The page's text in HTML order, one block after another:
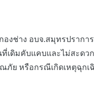
ง อบจ.สมุทรปราการ
เดิมคับแคบและไม่สะด
ภัย หรือกรณีเกิดเหตุฉุกเ